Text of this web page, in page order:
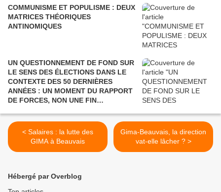
COMMUNISME ET POPULISME : DEUX
MATRICES THÉORIQUES
ANTINOMIQUES
UN QUESTIONNEMENT DE FOND SUR
LE SENS DES ÉLECTIONS DANS LE
CONTEXTE DES 50 DERNIÈRES
ANNÉES : UN MOMENT DU RAPPORT
DE FORCES, NON UNE FIN
< Salaires : la lutte des
GIMA à Beauvais
Gima-Beauvais, la direction
vat-elle lâcher ? >
Hébergé par Overblog